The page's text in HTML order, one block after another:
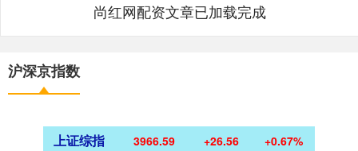
尚红网配资文章已加载完成
沪深京指数
上证综指 3966.59 +26.56 +0.67%